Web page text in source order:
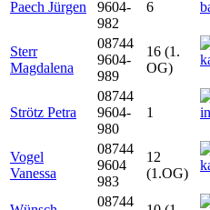
Paech Jürgen
9604-
982
6
Sterr
Magdalena
08744
9604-
989
16 (1.
OG)
Strötz Petra
08744
9604-
980
1
Vogel
Vanessa
08744
9604
983
12
(1.OG)
08744